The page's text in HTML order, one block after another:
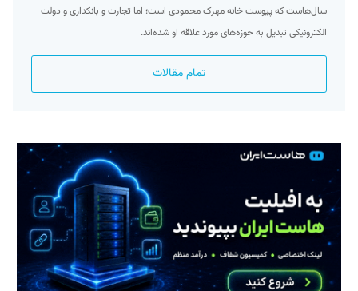
سال‌هاست که پیوست خانه مهرک محمودی است؛ اما تجارت و بانکداری و دولت
الکترونیکی تبدیل به حوزه‌های مورد علاقه او شده‌اند.
تمام مقالات